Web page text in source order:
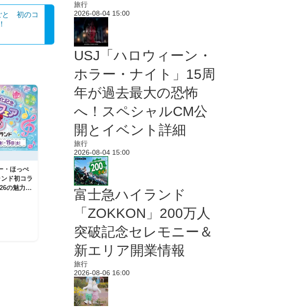
と 初のコ
・ほっぺ
ド初コラ
の魅力と
旅行
2026-08-04 15:00
USJ「ハロウィーン・
ホラー・ナイト」15周
年が過去最大の恐怖
へ！スペシャルCM公
開とイベント詳細
旅行
2026-08-04 15:00
富士急ハイランド
「ZOKKON」200万人
突破記念セレモニー＆
新エリア開業情報
旅行
2026-08-06 16:00